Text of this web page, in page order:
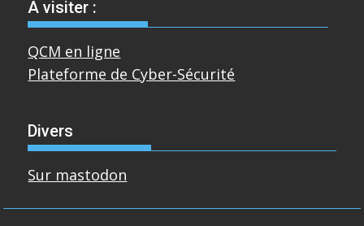
A visiter :
QCM en ligne
Plateforme de Cyber-Sécurité
Divers
Sur mastodon